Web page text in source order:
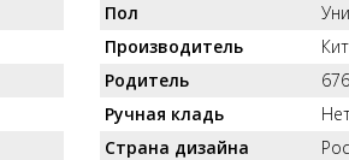
Пол
Производитель
Родитель
Ручная кладь
Страна дизайна